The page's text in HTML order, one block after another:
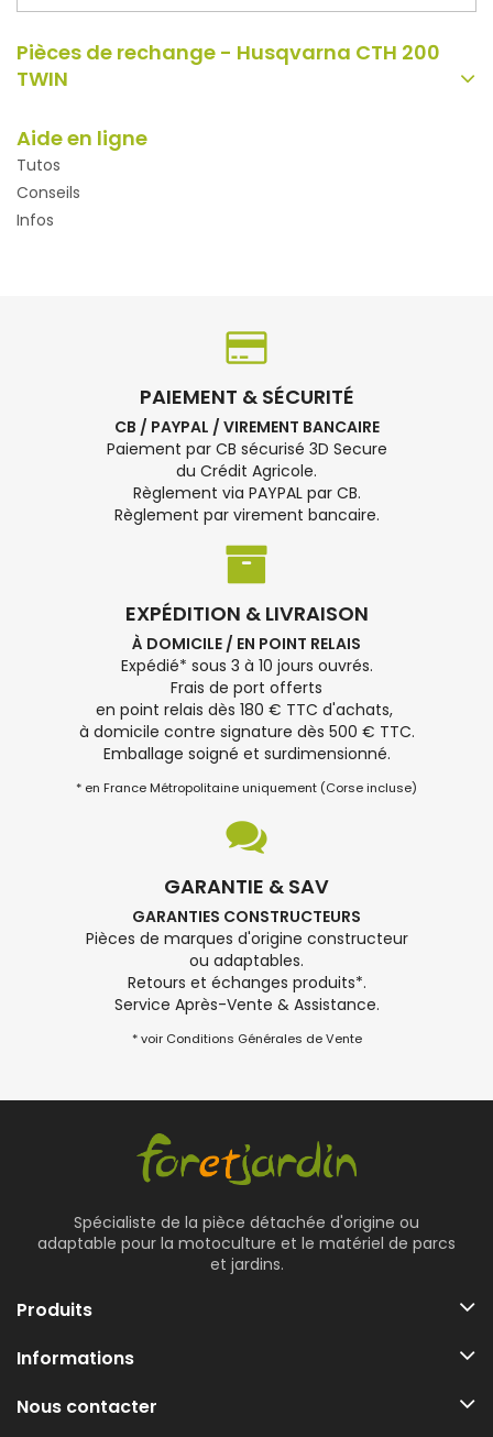
Pièces de rechange - Husqvarna CTH 200
TWIN
Aide en ligne
Tutos
Conseils
Infos
PAIEMENT & SÉCURITÉ
CB / PAYPAL / VIREMENT BANCAIRE
Paiement par CB sécurisé 3D Secure
du Crédit Agricole.
Règlement via PAYPAL par CB.
Règlement par virement bancaire.
EXPÉDITION & LIVRAISON
À DOMICILE / EN POINT RELAIS
Expédié* sous 3 à 10 jours ouvrés.
Frais de port offerts
en point relais dès 180 € TTC d'achats,
à domicile contre signature dès 500 € TTC.
Emballage soigné et surdimensionné.
* en France Métropolitaine uniquement (Corse incluse)
GARANTIE & SAV
GARANTIES CONSTRUCTEURS
Pièces de marques d'origine constructeur
ou adaptables.
Retours et échanges produits*.
Service Après-Vente & Assistance.
* voir Conditions Générales de Vente
Spécialiste de la pièce détachée d'origine ou
adaptable pour la motoculture et le matériel de parcs
et jardins.
Produits
Informations
Nous contacter